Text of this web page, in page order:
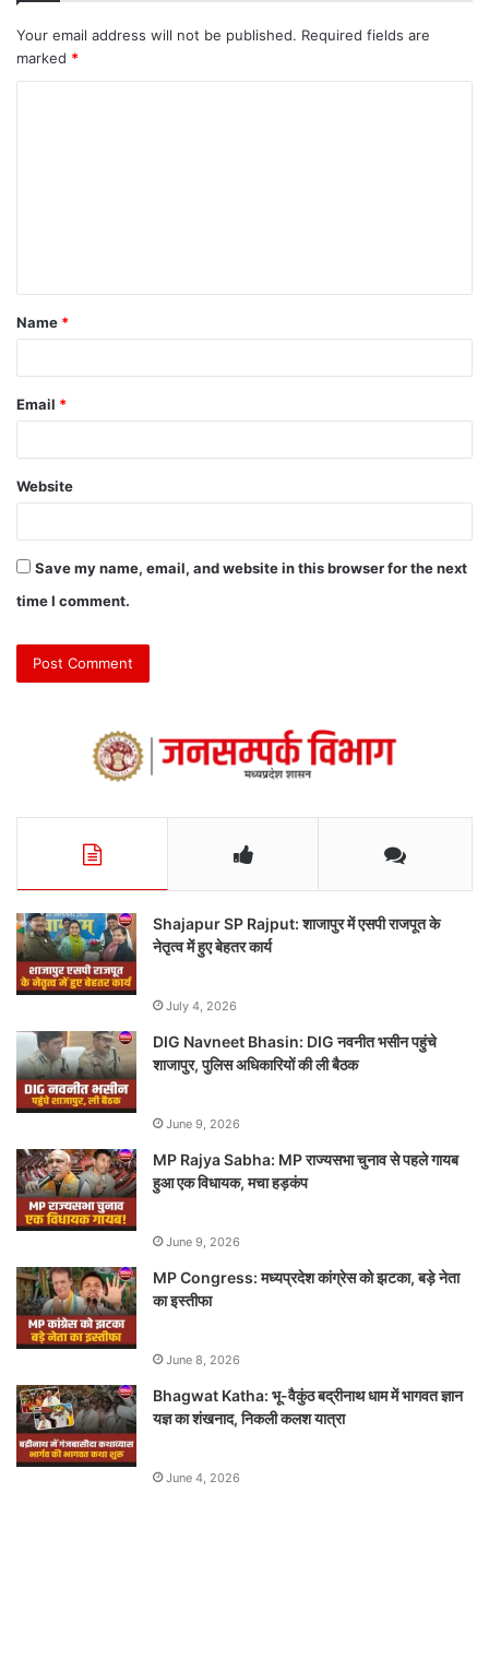
Your email address will not be published. Required fields are
marked *
Name *
Email *
Website
Save my name, email, and website in this browser for the next
time I comment.
Shajapur SP Rajput: शाजापुर में एसपी राजपूत के
नेतृत्व में हुए बेहतर कार्य
July 4, 2026
DIG Navneet Bhasin: DIG नवनीत भसीन पहुंचे
शाजापुर, पुलिस अधिकारियों की ली बैठक
June 9, 2026
MP Rajya Sabha: MP राज्यसभा चुनाव से पहले गायब
हुआ एक विधायक, मचा हड़कंप
June 9, 2026
MP Congress: मध्यप्रदेश कांग्रेस को झटका, बड़े नेता
का इस्तीफा
June 8, 2026
Bhagwat Katha: भू-वैकुंठ बद्रीनाथ धाम में भागवत ज्ञान
यज्ञ का शंखनाद, निकली कलश यात्रा
June 4, 2026